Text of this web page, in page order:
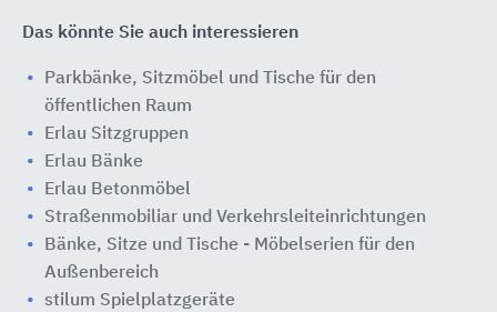
Das könnte Sie auch interessieren
Parkbänke, Sitzmöbel und Tische für den
öffentlichen Raum
Erlau Sitzgruppen
Erlau Bänke
Erlau Betonmöbel
Straßenmobiliar und Verkehrsleiteinrichtungen
Bänke, Sitze und Tische - Möbelserien für den
Außenbereich
stilum Spielplatzgeräte